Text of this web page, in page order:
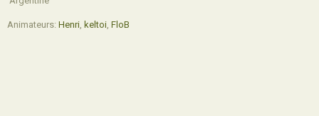
Animateurs: Henri, keltoi, FloB